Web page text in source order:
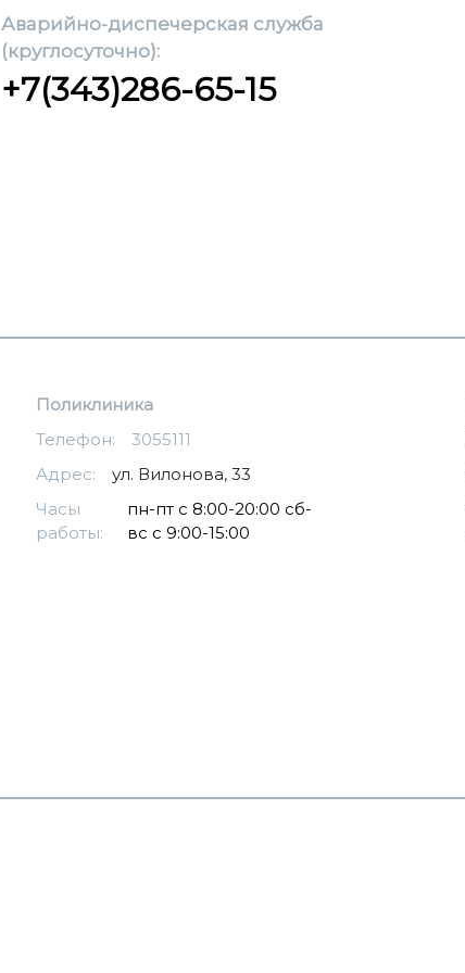
Аварийно-диспечерская служба
(круглосуточно):
+7(343)286-65-15
Поликлиника
Телефон:
3055111
Адрес:
ул. Вилонова, 33
Часы
работы:
пн-пт с 8:00-20:00 сб-
вс с 9:00-15:00